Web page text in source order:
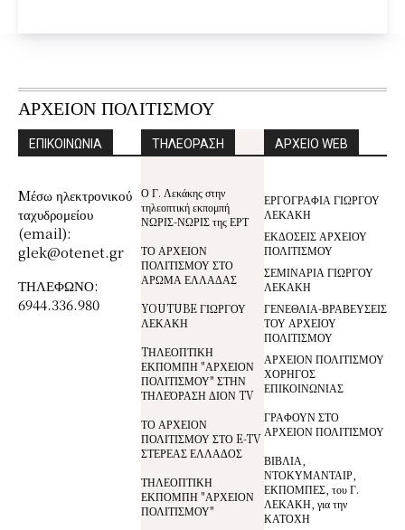
ΑΡΧΕΙΟΝ ΠΟΛΙΤΙΣΜΟΥ
ΕΠΙΚΟΙΝΩΝΙΑ
Mέσω ηλεκτρονικού
ταχυδρομείου
(email):
glek@otenet.gr
ΤΗΛΕΦΩΝΟ:
6944.336.980
ΤΗΛΕΟΡΑΣΗ
Ο Γ. Λεκάκης στην
τηλεοπτική εκπομπή
ΝΩΡΙΣ-ΝΩΡΙΣ της ΕΡΤ
ΤΟ ΑΡΧΕΙΟΝ
ΠΟΛΙΤΙΣΜΟΥ ΣΤΟ
ΑΡΩΜΑ ΕΛΛΑΔΑΣ
YOUTUBE ΓΙΩΡΓΟΥ
ΛΕΚΑΚΗ
TΗΛΕΟΠΤΙΚΗ
ΕΚΠΟΜΠΗ "ΑΡΧΕΙΟΝ
ΠΟΛΙΤΙΣΜΟΥ" ΣΤΗΝ
ΤΗΛΕΌΡΑΣΗ ΔΙΟΝ TV
ΤΟ ΑΡΧΕΙΟΝ
ΠΟΛΙΤΙΣΜΟΥ ΣΤΟ E-TV
ΣΤΕΡΕΑΣ ΕΛΛΑΔΟΣ
ΤΗΛΕΟΠΤΙΚΗ
ΕΚΠΟΜΠΗ "ΑΡΧΕΙΟΝ
ΠΟΛΙΤΙΣΜΟΥ"
ΑΡΧΕΙΟ WEB
ΕΡΓΟΓΡΑΦΙΑ ΓΙΩΡΓΟΥ
ΛΕΚΑΚΗ
ΕΚΔΟΣΕΙΣ ΑΡΧΕΙΟΥ
ΠΟΛΙΤΙΣΜΟΥ
ΣΕΜΙΝΑΡΙΑ ΓΙΩΡΓΟΥ
ΛΕΚΑΚΗ
ΓΕΝΕΘΛΙΑ-ΒΡΑΒΕΥΣΕΙΣ
ΤΟΥ ΑΡΧΕΙΟΥ
ΠΟΛΙΤΙΣΜΟΥ
ΑΡΧΕΙΟΝ ΠΟΛΙΤΙΣΜΟΥ
ΧΟΡΗΓΟΣ
ΕΠΙΚΟΙΝΩΝΙΑΣ
ΓΡΑΦΟΥΝ ΣΤΟ
ΑΡΧΕΙΟΝ ΠΟΛΙΤΙΣΜΟΥ
ΒΙΒΛΙΑ,
ΝΤΟΚΥΜΑΝΤΑΙΡ,
ΕΚΠΟΜΠΕΣ, του Γ.
ΛΕΚΑΚΗ, για την
ΚΑΤΟΧΗ